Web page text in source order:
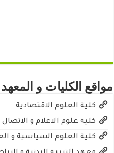
مواقع الكليات و المعهد
كلية العلوم الاقتصادية
كلية علوم الاعلام و الاتصال
كلية العلوم السياسية و